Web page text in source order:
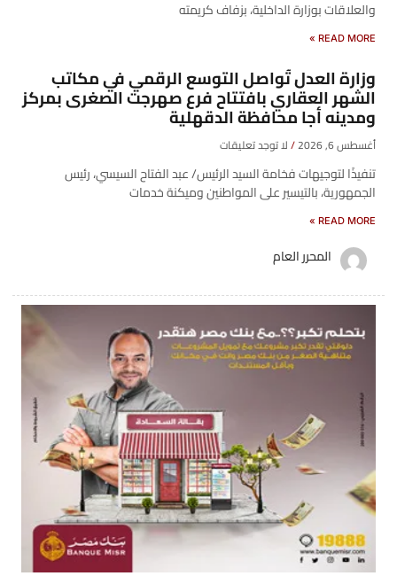
والعلاقات بوزارة الداخلية، بزفاف كريمته
READ MORE »
وزارة العدل تُواصل التوسع الرقمي في مكاتب
الشهر العقاري بافتتاح فرع صهرجت الصغرى بمركز
ومدينه أجا محافظة الدقهلية
أغسطس 6, 2026 لا توجد تعليقات
تنفيذًا لتوجيهات فخامة السيد الرئيس/ عبد الفتاح السيسي، رئيس
الجمهورية، بالتيسير على المواطنين وميكنة خدمات
READ MORE »
المحرر العام